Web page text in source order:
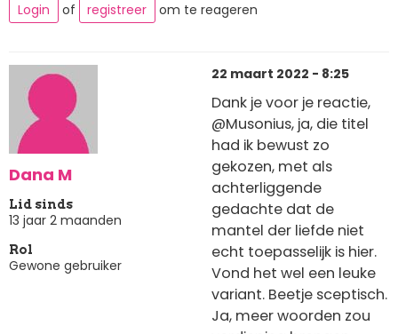
Login of registreer om te reageren
Dana M
Lid sinds
13 jaar 2 maanden
Rol
Gewone gebruiker
22 maart 2022 - 8:25
Dank je voor je reactie,
@Musonius, ja, die titel
had ik bewust zo
gekozen, met als
achterliggende
gedachte dat de
mantel der liefde niet
echt toepasselijk is hier.
Vond het wel een leuke
variant. Beetje sceptisch.
Ja, meer woorden zou